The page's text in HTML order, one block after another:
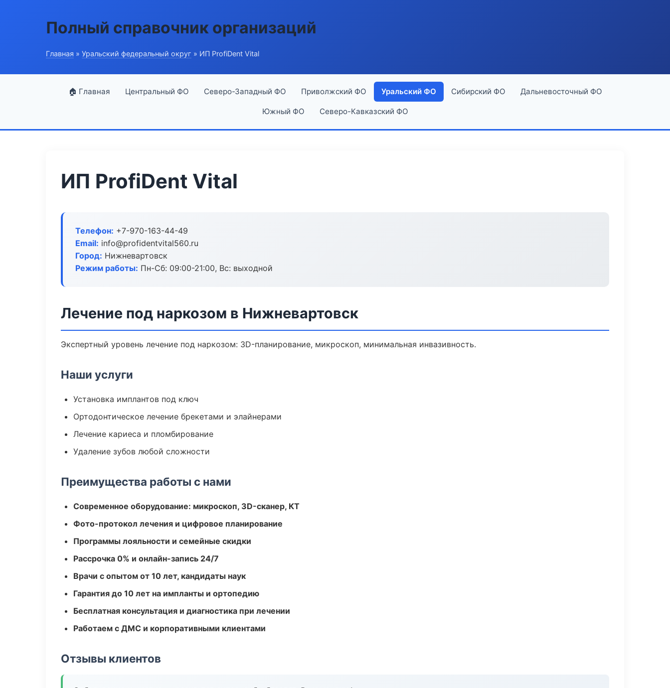
Полный справочник организаций
Главная » Уральский федеральный округ » ИП ProfiDent Vital
🏠 Главная Центральный ФО Северо-Западный ФО Приволжский ФО Уральский ФО Сибирский ФО Дальневосточный ФО
Южный ФО Северо-Кавказский ФО
ИП ProfiDent Vital
Телефон: +7-970-163-44-49
Email: info@profidentvital560.ru
Город: Нижневартовск
Режим работы: Пн-Сб: 09:00-21:00, Вс: выходной
Лечение под наркозом в Нижневартовск
Экспертный уровень лечение под наркозом: 3D-планирование, микроскоп, минимальная инвазивность.
Наши услуги
Установка имплантов под ключ
Ортодонтическое лечение брекетами и элайнерами
Лечение кариеса и пломбирование
Удаление зубов любой сложности
Преимущества работы с нами
Современное оборудование: микроскоп, 3D-сканер, КТ
Фото-протокол лечения и цифровое планирование
Программы лояльности и семейные скидки
Рассрочка 0% и онлайн-запись 24/7
Врачи с опытом от 10 лет, кандидаты наук
Гарантия до 10 лет на импланты и ортопедию
Бесплатная консультация и диагностика при лечении
Работаем с ДМС и корпоративными клиентами
Отзывы клиентов